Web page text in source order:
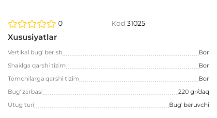
0 Kod 31025
Xususiyatlar
Vertikal bug' berish
Bor
Shaklga qarshi tizim
Bor
Tomchilarga qarshi tizim
Bor
Bug' zarbasi
220 gr/daq
Utug turi
Bug' beruvchi